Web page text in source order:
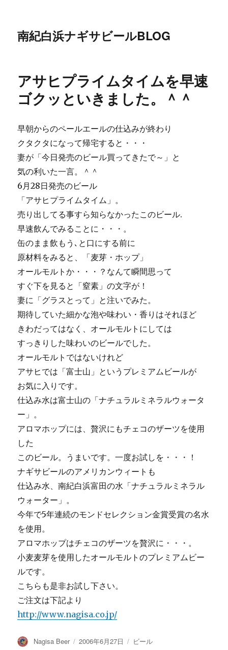
南紀白浜ナギサビールBLOG
アサヒプライムタイムを早速
ゴクッといきました。＾＾
早朝からのペールエールの仕込みが終わり
クタクタになって帰宅すると・・・
妻が「今日発売のビール買ってきたで～」と
気の利いた一言。＾＾
6月28日発売のビール
「アサヒプライムタイム」。
売り出してる事すら知らなかったこのビール.
早速飲んでみることに・・・。
缶のまま飲もう､と口にする前に
原材料をみると、「麦芽・ホップ」
オールモルトか・・・？なんて瞬間思って
すぐ下を見ると「窒素」の文字が！
妻に「グラスとって」と注いでみた。
期待していた細かな泡や味わい・香りはそれほど
きわだってはなく、オールモルトにしては
すっきりした味わいのビールでした。
オールモルトではないけれど
アサヒでは「富士山」というプレミアムビールが
お気に入りです。
仕込み水は富士山の「ナチュラルミネラルウォータ
ー」。
アロマホップには、贅沢にもチェコのザーツを使用
した
このビール。うまいです。一度お試しを・・・！
ナギサビールのアメリカンウィートも
仕込み水、南紀白浜富田の水「ナチュラルミネラル
ウォーター」。
今年で5年連続のモンドセレクション金賞受賞の名水
を使用。
アロマホップはチェコのザーツを贅沢に・・・。
小麦麦芽を使用したオールモルトのプレミアムビー
ルです。
こちらも是非お試し下さい。
ご注文は下記より
http://www.nagisa.co.jp/
投
Nagisa Beer
投
2006年6月27日
カ
ビール